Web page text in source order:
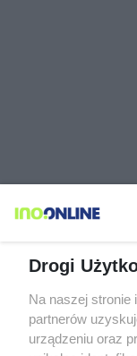
Drogi
Na naszej stronie
partnerów
urządzeniu oraz